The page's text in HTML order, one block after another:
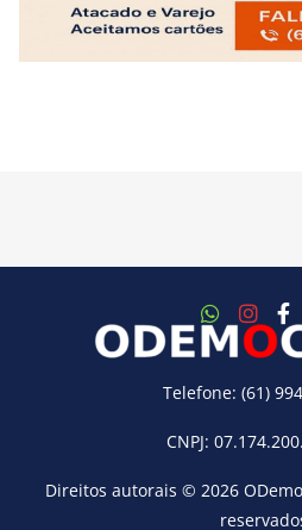
Telefone: (61)
CNPJ:
Direitos autorais © 2026